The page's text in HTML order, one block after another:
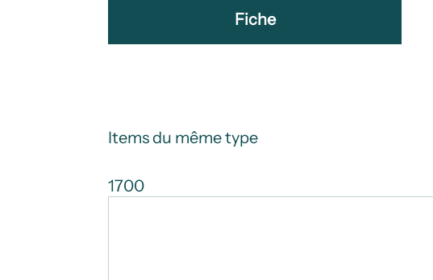
Fiche
Items du même type
1700